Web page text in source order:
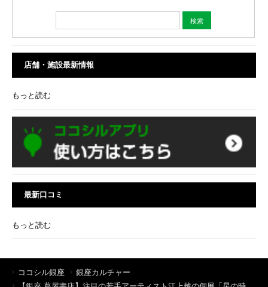
店舗・施設最新情報
もっと読む
最新口コミ
もっと読む
ココシル銀座
銀座カルチャー